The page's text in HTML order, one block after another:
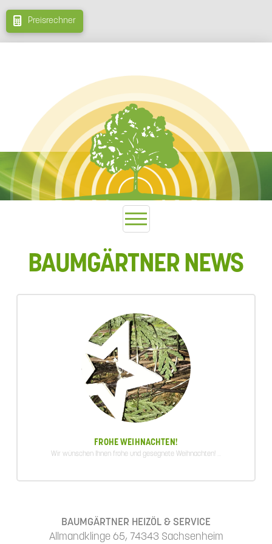
Preisrechner
BAUMGÄRTNER NEWS
FROHE WEIHNACHTEN!
Wir wünschen Ihnen frohe und gesegnete Weihnachten! ...
BAUMGÄRTNER HEIZÖL & SERVICE
Allmandklinge 65, 74343 Sachsenheim